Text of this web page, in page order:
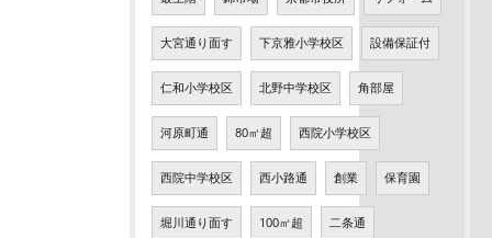
大宮通り面す 下京雅小学校区 設備保証付
仁和小学校区 北野中学校区 角部屋
河原町通 80㎡超 西院小学校区
西院中学校区 西小路通 創業 保育園
堀川通り面す 100㎡超 二条通